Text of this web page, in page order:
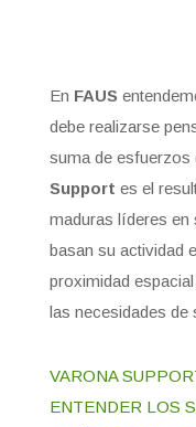
En FAUS
debe realizarse
suma de esfuerzos
Support es el
maduras líderes en
basan su actividad
proximidad
las necesidades de
VARONA
ENTENDER LOS